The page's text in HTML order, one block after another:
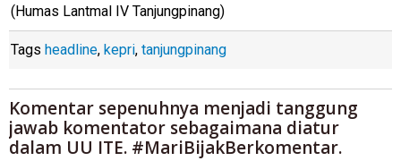
(Humas Lantmal IV Tanjungpinang)
Tags headline, kepri, tanjungpinang
Komentar sepenuhnya menjadi tanggung
jawab komentator sebagaimana diatur
dalam UU ITE. #MariBijakBerkomentar.